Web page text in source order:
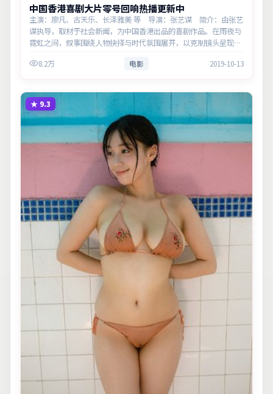
中国香港喜剧大片零号回响热播更新中
主演：廖凡、古天乐、长泽雅美 等 导演：张艺谋 简介：由张艺
谋执导，取材于社会新闻，为中国香港出品的喜剧作品。在雨夜与
霓虹之间，叙事围绕人物抉择与时代氛围展开，以克制镜头呈现群
8.2万 电影 2019-10-13
★ 9.3